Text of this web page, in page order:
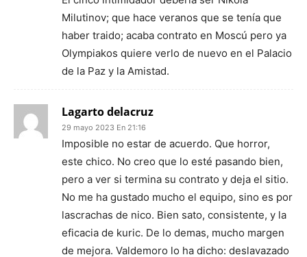
Milutinov; que hace veranos que se tenía que
haber traido; acaba contrato en Moscú pero ya
Olympiakos quiere verlo de nuevo en el Palacio
de la Paz y la Amistad.
Lagarto delacruz
29 mayo 2023 En 21:16
Imposible no estar de acuerdo. Que horror,
este chico. No creo que lo esté pasando bien,
pero a ver si termina su contrato y deja el sitio.
No me ha gustado mucho el equipo, sino es por
lascrachas de nico. Bien sato, consistente, y la
eficacia de kuric. De lo demas, mucho margen
de mejora. Valdemoro lo ha dicho: deslavazado